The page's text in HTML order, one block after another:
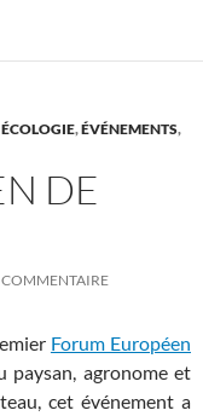
ÉCOLOGIE,ÉVÉNEMENTS,
DE
COMMENTAIRE
Forum Européen
paysan, agronome et
cetévénement a